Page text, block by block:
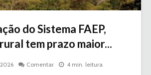
do Sistema FAEP,
tem prazo maior...
Comentar 4 min. leitura